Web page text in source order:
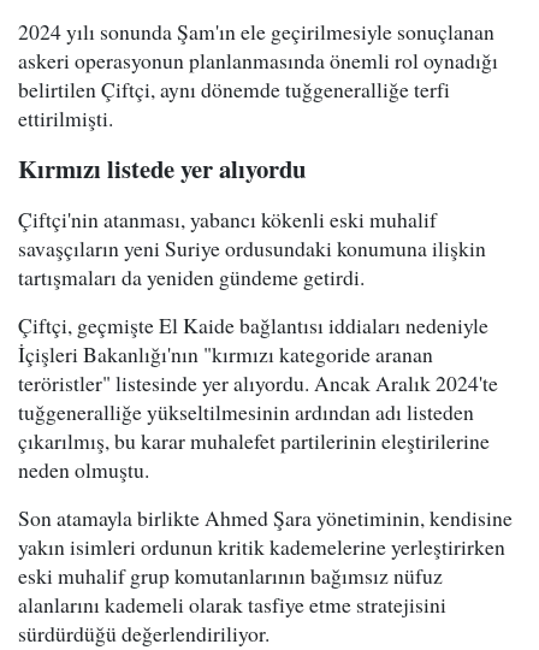
2024 yılı sonunda Şam'ın ele geçirilmesiyle sonuçlanan
askeri operasyonun planlanmasında önemli rol oynadığı
belirtilen Çiftçi, aynı dönemde tuğgeneralliğe terfi
ettirilmişti.
Kırmızı listede yer alıyordu
Çiftçi'nin atanması, yabancı kökenli eski muhalif
savaşçıların yeni Suriye ordusundaki konumuna ilişkin
tartışmaları da yeniden gündeme getirdi.
Çiftçi, geçmişte El Kaide bağlantısı iddiaları nedeniyle
İçişleri Bakanlığı'nın "kırmızı kategoride aranan
teröristler" listesinde yer alıyordu. Ancak Aralık 2024'te
tuğgeneralliğe yükseltilmesinin ardından adı listeden
çıkarılmış, bu karar muhalefet partilerinin eleştirilerine
neden olmuştu.
Son atamayla birlikte Ahmed Şara yönetiminin, kendisine
yakın isimleri ordunun kritik kademelerine yerleştirirken
eski muhalif grup komutanlarının bağımsız nüfuz
alanlarını kademeli olarak tasfiye etme stratejisini
sürdürdüğü değerlendiriliyor.